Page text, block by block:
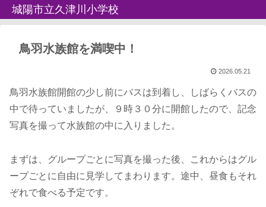
城陽市立久津川小学校
鳥羽水族館を満喫中！
2026.05.21
鳥羽水族館開館の少し前にバスは到着し、しばらくバスの
中で待っていましたが、９時３０分に開館したので、記念
写真を撮って水族館の中に入りました。
まずは、グループごとに写真を撮った後、これからはグル
ープごとに自由に見学してまわります。途中、昼食もそれ
ぞれで食べる予定です。